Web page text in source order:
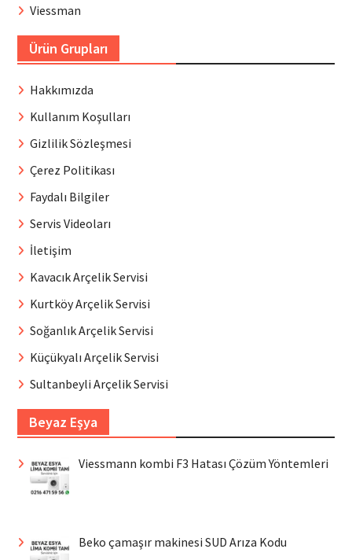
Viessman
Ürün Grupları
Hakkımızda
Kullanım Koşulları
Gizlilik Sözleşmesi
Çerez Politikası
Faydalı Bilgiler
Servis Videoları
İletişim
Kavacık Arçelik Servisi
Kurtköy Arçelik Servisi
Soğanlık Arçelik Servisi
Küçükyalı Arçelik Servisi
Sultanbeyli Arçelik Servisi
Beyaz Eşya
Viessmann kombi F3 Hatası Çözüm Yöntemleri
Beko çamaşır makinesi SUD Arıza Kodu